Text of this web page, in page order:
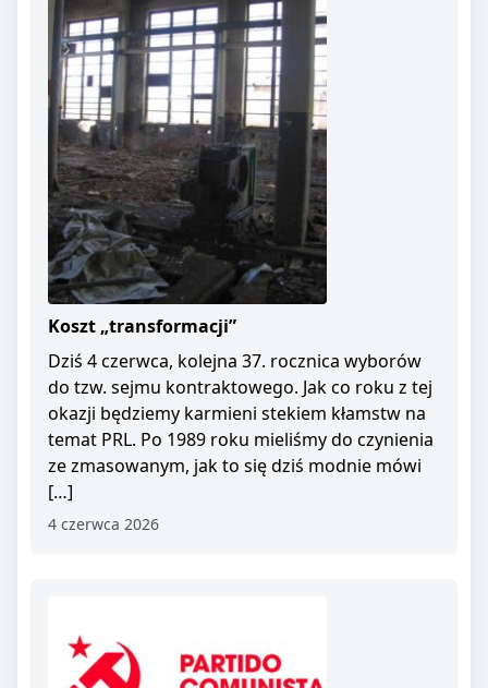
Koszt „transformacji”
Dziś 4 czerwca, kolejna 37. rocznica wyborów
do tzw. sejmu kontraktowego. Jak co roku z tej
okazji będziemy karmieni stekiem kłamstw na
temat PRL. Po 1989 roku mieliśmy do czynienia
ze zmasowanym, jak to się dziś modnie mówi
[…]
4 czerwca 2026